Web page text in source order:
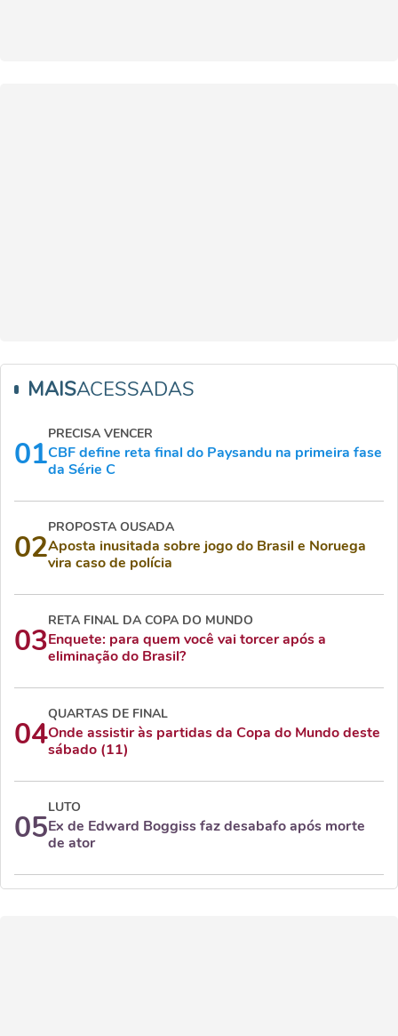
MAISACESSADAS
01
PRECISA VENCER
CBF define reta final do Paysandu na primeira fase
da Série C
02
PROPOSTA OUSADA
Aposta inusitada sobre jogo do Brasil e Noruega
vira caso de polícia
03
RETA FINAL DA COPA DO MUNDO
Enquete: para quem você vai torcer após a
eliminação do Brasil?
04
QUARTAS DE FINAL
Onde assistir às partidas da Copa do Mundo deste
sábado (11)
05
LUTO
Ex de Edward Boggiss faz desabafo após morte
de ator